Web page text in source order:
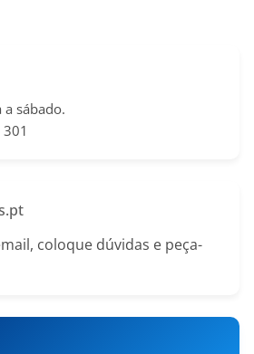
a sábado.
coloque dúvidas e peça-